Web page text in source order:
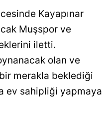
Kayapınar
Muşspor ve
iletti.
olan ve
merakla beklediği
ev sahipliği yapmaya